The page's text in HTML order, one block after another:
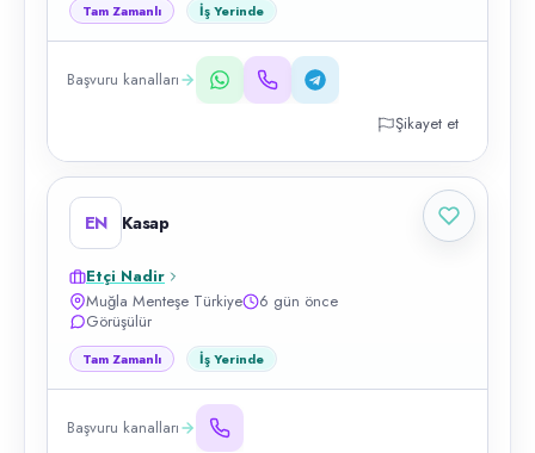
Tam Zamanlı İş Yerinde
Başvuru kanalları
Şikayet et
EN Kasap
Etçi Nadir
Muğla Menteşe Türkiye
6 gün önce
Görüşülür
Tam Zamanlı İş Yerinde
Başvuru kanalları